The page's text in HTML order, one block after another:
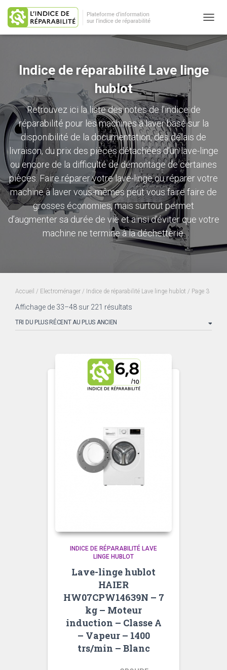
Indice de réparabilité Lave linge
hublot
Retrouvez ici la liste des notes de l’indice de
réparabilité pour les machines à laver basé sur la
disponibilité de la documentation, des délais de
livraison, du prix des pièces détachées d’un lave-linge
ou encore de la difficulté de démontage de certaines
pièces. Faire réparer votre lave-linge ouréparer votre
machine à laver vous-mêmespeut vous faire faire de
grosses économies, mais surtout permet
d’augmenter sa durée de vie et ainsi d’éviter que votre
machine ne termine à la déchetterie.
Accueil / Electroménager / Indice de réparabilité Lave linge hublot / Page 3
Affichage de 33–48 sur 221 résultats
plus
plus
ancien
INDICE DE RÉPARABILITÉ LAVE
LINGE HUBLOT
Lave-linge hublot
HAIER
HW07CPW14639N – 7
kg – Moteur
induction – Classe A
– Vapeur – 1400
trs/min – Blanc